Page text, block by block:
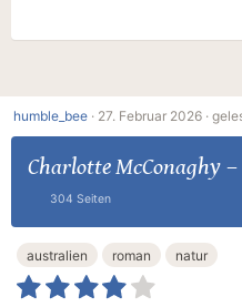
humble_bee · 27. Februar 2026 ·
Charlotte McConaghy–
304 Seiten
australien roman natur